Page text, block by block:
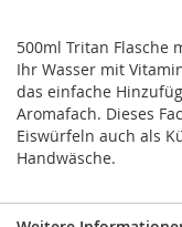
500ml Tritan Flasche
Ihr Wasser mit
das einfache
Aromafach. Dieses
Eiswürfeln auch als
Handwäsche.